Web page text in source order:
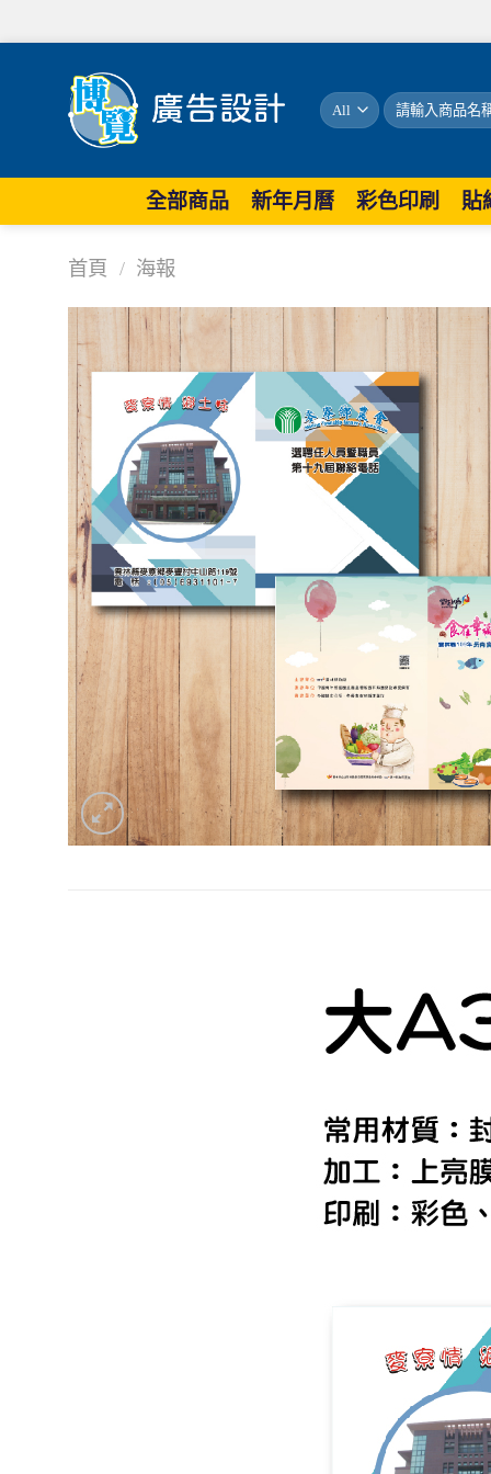
搜
尋
全部商品 新年月曆 彩色印刷 貼
首頁 / 海報